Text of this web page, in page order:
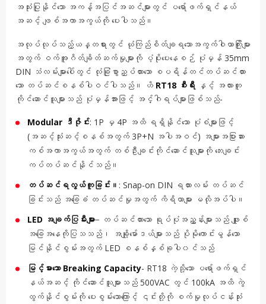
အသုံးပြုနိုင်သော အကန့်အပြင်အဆင်များတွင် ပရော်ဖက်ရှင်နယ်
အဆင့် ဖျစ်အကာအကွယ်ကို ပေးပါသည်။
အလုပ်လုပ်သည့်ယန္တရားတွင် ယုံကြည်စိတ်ချရသောအကွက်ဝါယာကြိုးများ
အတွက် ဝက်အူဂိတ်ချိတ်ဆက်မှုများကို ပံ့ပိုးပေးနေစဉ် ပုံမှန် 35mm
DIN သံလမ်းများပေါ်တွင် လုံခြုံစွာညှပ်ထားသော စပရိန်တင်တပ်ဆင်ထား
သော တပ်ဆင်စနစ်ပါဝင်ပါသည်။ ဟိ RT18 စီးရီး နှင့် အလားတူ
ကိုင်ဆောင်သူများသည် ပုံမှန်အားဖြင့် အင်္ဂါရပ်များဖြစ်သည်-
Modular ဒီဇိုင်း: 1P မှ 4P အထိ ရရှိနိုင်သော ပုံစံများဖြင့်
(အဆင့်သုံးဆင့်စနစ်အတွက် 3P+N အပါအဝင်) အများအပြားဆား
ကစ်အကာအကွယ်အတွက် တစ်ဦးချင်းကိုင်ဆောင်သူများကို ဘေးချင်း
ကပ်တပ်ဆင်နိုင်သည်။
တပ်ဆင်ရလွယ်ကူခြင်း။ : Snap-on DIN ရထားလမ်း တပ်ဆင်
ခြင်းသည် အခြေခံ တပ်ဆင်မှုအတွက် ကိရိယာများ မလိုအပ်ပါ။
LED အချက်ပြမီးများ− တပ်ဆင်ထားသော ရုပ်ပုံအညွှန်းများသည် ဖျူးစ်
အခြေအနေကိုပြသသည်၊ အချို့မော်ဒယ်များသည် ပိုမိုကောင်းမွန်သော
မြင်နိုင်စွမ်းအတွက် LED စနစ်နှစ်ခုပါ၀င်သည်
မြင့်မားသော Breaking Capacity- RT18 ကဲ့သို့သော ပရော်ဖက်ရှင်
နယ်အဆင့် ကိုင်ဆောင်သူများသည် 500VAC တွင် 100kA အထိ ကွဲ
ထွက်နိုင်စွမ်းကို ပေးစွမ်းသောကြောင့် ၎င်းတို့ကို စက်မှုလုပ်ငန်းသုံး